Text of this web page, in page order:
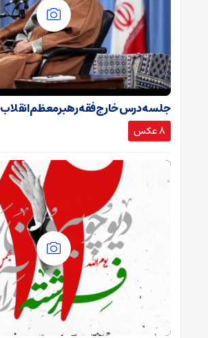
جلسه درس خارج فقه رهبرمعظم انقلاب
8 عکس